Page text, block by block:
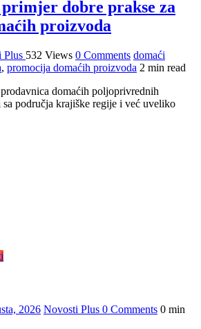
dobre prakse za
proizvoda
Plus 532 Views 0 Comments domaći
, promocija domaćih proizvoda 2 min read
domaćih poljoprivrednih
područja krajiške regije i već uveliko
2026 Novosti Plus 0 Comments 0 min